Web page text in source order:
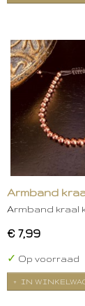
Armband
Armband kraal
€ 7,99
✓ Op voorraad
IN